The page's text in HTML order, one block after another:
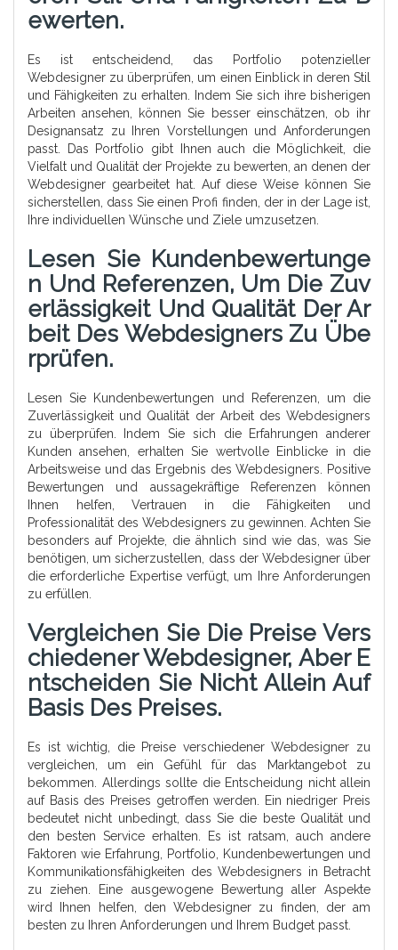
Ewerten.
Es ist entscheidend, das Portfolio potenzieller
Webdesigner zu überprüfen, um einen Einblick in deren Stil
und Fähigkeiten zu erhalten. Indem Sie sich ihre bisherigen
Arbeiten ansehen, können Sie besser einschätzen, ob ihr
Designansatz zu Ihren Vorstellungen und Anforderungen
passt. Das Portfolio gibt Ihnen auch die Möglichkeit, die
Vielfalt und Qualität der Projekte zu bewerten, an denen der
Webdesigner gearbeitet hat. Auf diese Weise können Sie
sicherstellen, dass Sie einen Profi finden, der in der Lage ist,
Ihre individuellen Wünsche und Ziele umzusetzen.
Lesen Sie Kundenbewertunge
N Und Referenzen, Um Die Zuv
Erlässigkeit Und Qualität Der Ar
Beit Des Webdesigners Zu Übe
Rprüfen.
Lesen Sie Kundenbewertungen und Referenzen, um die
Zuverlässigkeit und Qualität der Arbeit des Webdesigners
zu überprüfen. Indem Sie sich die Erfahrungen anderer
Kunden ansehen, erhalten Sie wertvolle Einblicke in die
Arbeitsweise und das Ergebnis des Webdesigners. Positive
Bewertungen und aussagekräftige Referenzen können
Ihnen helfen, Vertrauen in die Fähigkeiten und
Professionalität des Webdesigners zu gewinnen. Achten Sie
besonders auf Projekte, die ähnlich sind wie das, was Sie
benötigen, um sicherzustellen, dass der Webdesigner über
die erforderliche Expertise verfügt, um Ihre Anforderungen
zu erfüllen.
Vergleichen Sie Die Preise Vers
Chiedener Webdesigner, Aber E
Ntscheiden Sie Nicht Allein Auf
Basis Des Preises.
Es ist wichtig, die Preise verschiedener Webdesigner zu
vergleichen, um ein Gefühl für das Marktangebot zu
bekommen. Allerdings sollte die Entscheidung nicht allein
auf Basis des Preises getroffen werden. Ein niedriger Preis
bedeutet nicht unbedingt, dass Sie die beste Qualität und
den besten Service erhalten. Es ist ratsam, auch andere
Faktoren wie Erfahrung, Portfolio, Kundenbewertungen und
Kommunikationsfähigkeiten des Webdesigners in Betracht
zu ziehen. Eine ausgewogene Bewertung aller Aspekte
wird Ihnen helfen, den Webdesigner zu finden, der am
besten zu Ihren Anforderungen und Ihrem Budget passt.